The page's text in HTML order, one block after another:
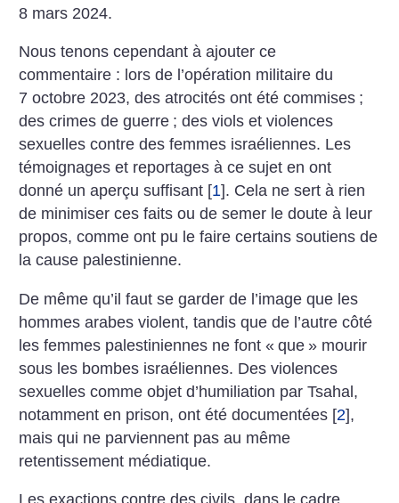
8 mars 2024.
Nous tenons cependant à ajouter ce
commentaire : lors de l’opération militaire du
7 octobre 2023, des atrocités ont été commises ;
des crimes de guerre ; des viols et violences
sexuelles contre des femmes israéliennes. Les
témoignages et reportages à ce sujet en ont
donné un aperçu suffisant [1]. Cela ne sert à rien
de minimiser ces faits ou de semer le doute à leur
propos, comme ont pu le faire certains soutiens de
la cause palestinienne.
De même qu’il faut se garder de l’image que les
hommes arabes violent, tandis que de l’autre côté
les femmes palestiniennes ne font « que » mourir
sous les bombes israéliennes. Des violences
sexuelles comme objet d’humiliation par Tsahal,
notamment en prison, ont été documentées [2],
mais qui ne parviennent pas au même
retentissement médiatique.